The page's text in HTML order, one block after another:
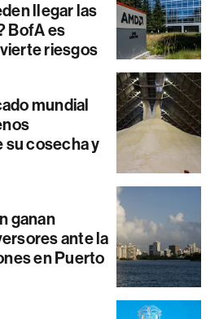
llegar las
BofA es
riesgos
mundial
cosecha y
ganan
ante la
en Puerto